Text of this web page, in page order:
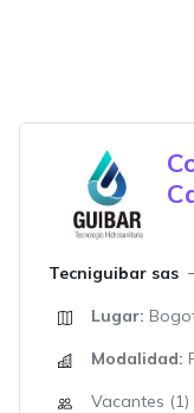
Tecniguibar sas
Lugar:
Modalidad:
Vacantes (1)